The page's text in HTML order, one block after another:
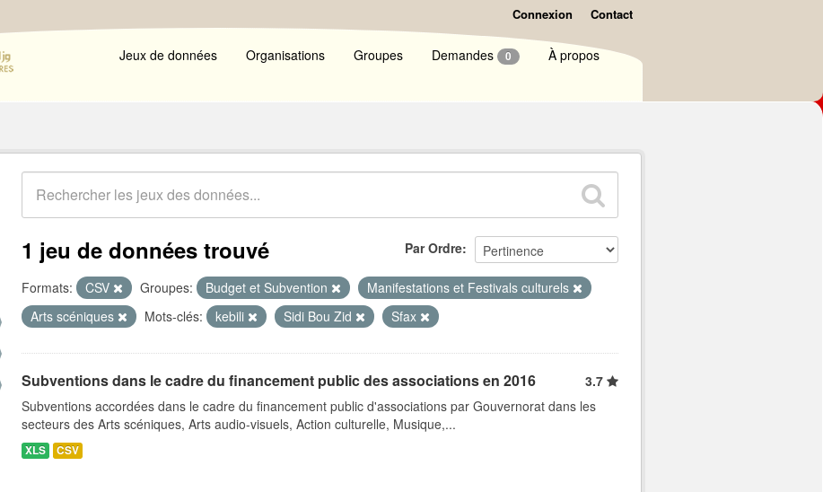
Connexion Contact
Jeux de données Organisations Groupes Demandes 0 À propos
Par Ordre
1 jeu de données trouvé
Formats: CSV Groupes: Budget et Subvention
Manifestations et Festivals culturels
Arts scéniques
Mots-clés: kebili Sidi Bou Zid Sfax
Subventions dans le cadre du financement public des associations en 2016
3.7
Subventions accordées dans le cadre du financement public d'associations par Gouvernorat dans les
secteurs des Arts scéniques, Arts audio-visuels, Action culturelle, Musique,...
XLS CSV